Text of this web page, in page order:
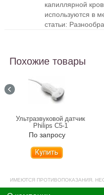
капиллярной
используются в
статьи:
Похожие товары
Ультразвуковой датчик
Philips С5-1
По запросу
Купить
ИМЕЮТСЯ ПРОТИВОПОКАЗАНИЯ.